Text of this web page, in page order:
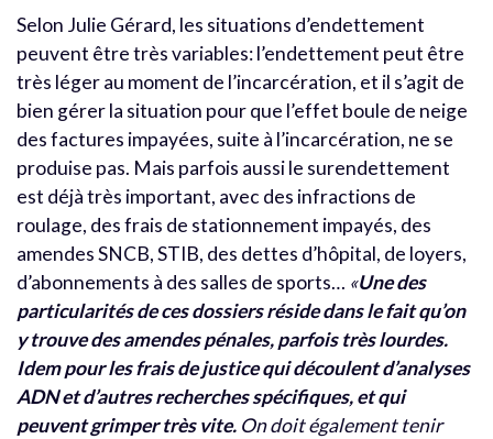
Selon Julie Gérard, les situations d’endettement
peuvent être très variables: l’endettement peut être
très léger au moment de l’incarcération, et il s’agit de
bien gérer la situation pour que l’effet boule de neige
des factures impayées, suite à l’incarcération, ne se
produise pas. Mais parfois aussi le surendettement
est déjà très important, avec des infractions de
roulage, des frais de stationnement impayés, des
amendes SNCB, STIB, des dettes d’hôpital, de loyers,
d’abonnements à des salles de sports… «Une des
particularités de ces dossiers réside dans le fait qu’on
y trouve des amendes pénales, parfois très lourdes.
Idem pour les frais de justice qui découlent d’analyses
ADN et d’autres recherches spécifiques, et qui
peuvent grimper très vite. On doit également tenir